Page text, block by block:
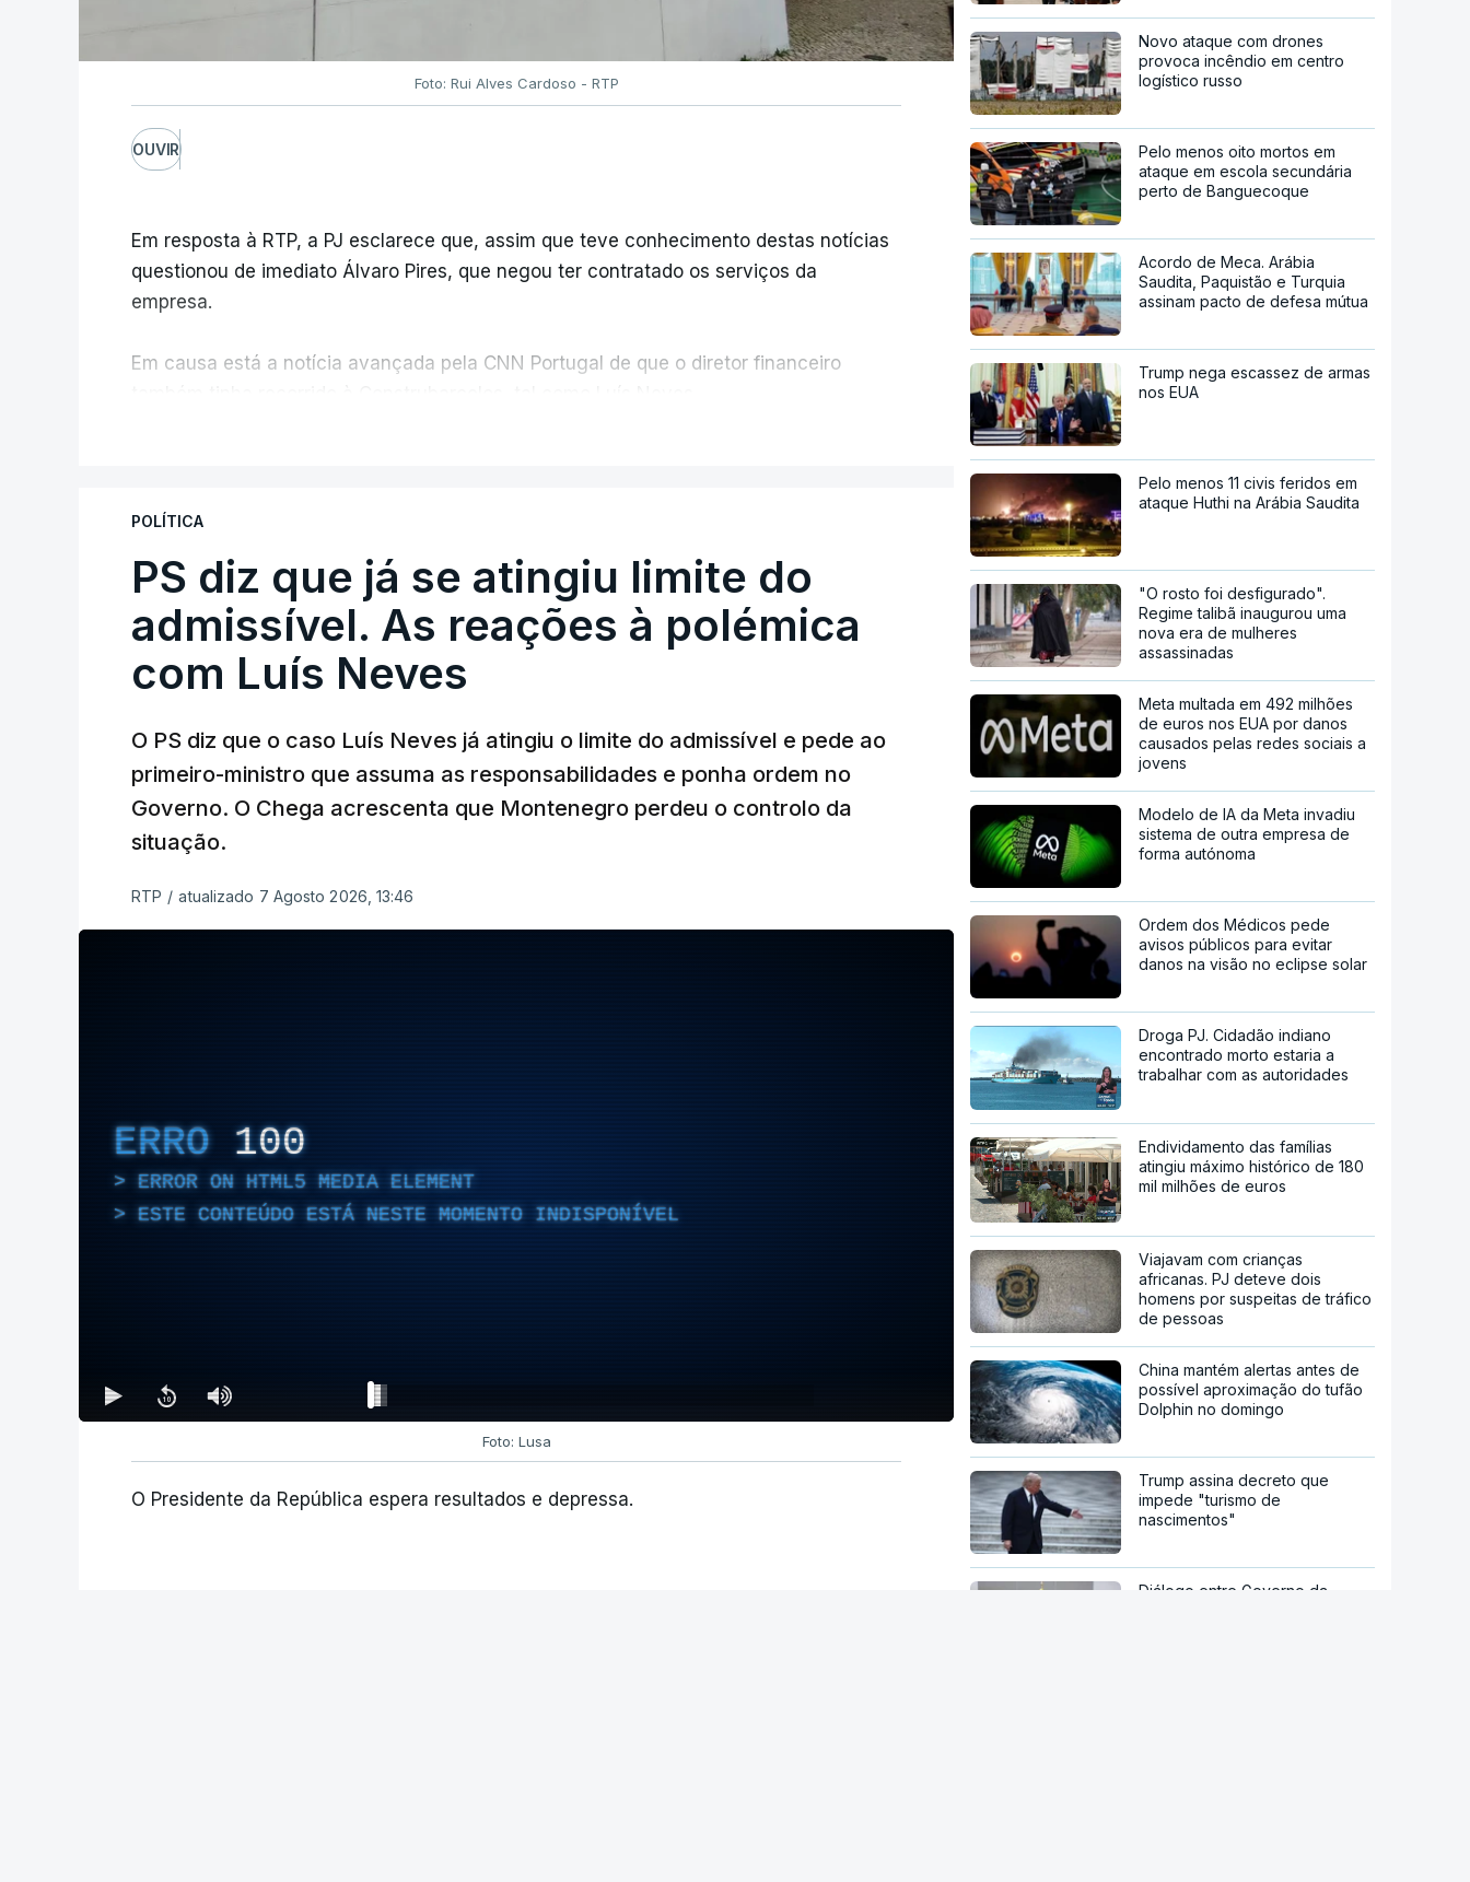
Foto: Rui Alves Cardoso - RTP
OUVIR
Em resposta à RTP, a PJ esclarece que, assim que teve conhecimento destas notícias
questionou de imediato Álvaro Pires, que negou ter contratado os serviços da
empresa.
Em causa está a notícia avançada pela CNN Portugal de que o diretor financeiro
ARTIGOS RELACIONADOS
Empreiteiro da Construbarcelos também fez obras na casa do
diretor financeiro da PJ
atualizado 7 Agosto 2026, 14:25
Empreiteiro que fez obras na casa de Luís Neves também
trabalhou para o diretor financeiro da PJ
atualizado 7 Agosto 2026, 14:26
POLÍTICA
PS diz que já se atingiu limite do
admissível. As reações à polémica
com Luís Neves
O PS diz que o caso Luís Neves já atingiu o limite do admissível e pede ao
primeiro-ministro que assuma as responsabilidades e ponha ordem no
Governo. O Chega acrescenta que Montenegro perdeu o controlo da
situação.
RTP / atualizado 7 Agosto 2026, 13:46
ERRO 100
ERROR ON HTML5 MEDIA ELEMENT
ESTE CONTEÚDO ESTÁ NESTE MOMENTO INDISPONÍVEL
Foto: Lusa
O Presidente da República espera resultados e depressa.
Novo ataque com drones
provoca incêndio em centro
logístico russo
Pelo menos oito mortos em
ataque em escola secundária
perto de Banguecoque
Acordo de Meca. Arábia
Saudita, Paquistão e Turquia
assinam pacto de defesa mútua
Trump nega escassez de armas
nos EUA
Pelo menos 11 civis feridos em
ataque Huthi na Arábia Saudita
"O rosto foi desfigurado".
Regime talibã inaugurou uma
nova era de mulheres
assassinadas
Meta multada em 492 milhões
de euros nos EUA por danos
causados pelas redes sociais a
jovens
Modelo de IA da Meta invadiu
sistema de outra empresa de
forma autónoma
Ordem dos Médicos pede
avisos públicos para evitar
danos na visão no eclipse solar
Droga PJ. Cidadão indiano
encontrado morto estaria a
trabalhar com as autoridades
Endividamento das famílias
atingiu máximo histórico de 180
mil milhões de euros
Viajavam com crianças
africanas. PJ deteve dois
homens por suspeitas de tráfico
de pessoas
China mantém alertas antes de
possível aproximação do tufão
Dolphin no domingo
Trump assina decreto que
impede "turismo de
nascimentos"
Diálogo entre Governo da